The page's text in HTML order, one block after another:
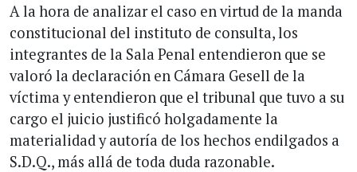
A la hora de analizar el caso en virtud de la manda
constitucional del instituto de consulta, los
integrantes de la Sala Penal entendieron que se
valoró la declaración en Cámara Gesell de la
víctima y entendieron que el tribunal que tuvo a su
cargo el juicio justificó holgadamente la
materialidad y autoría de los hechos endilgados a
S.D.Q., más allá de toda duda razonable.